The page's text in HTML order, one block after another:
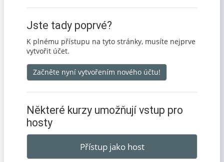
Jste tady poprvé?
K plnému přístupu na tyto stránky, musíte nejprve
vytvořit účet.
Začněte nyní vytvořením nového účtu!
Některé kurzy umožňují vstup pro
hosty
Přístup jako host